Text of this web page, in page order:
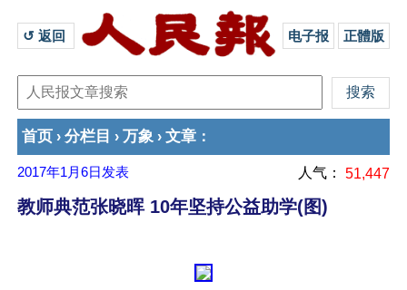
↺ 返回 电子报 正體版
首页 › 分栏目 › 万象 › 文章 ：
2017年1月6日 发表 人气： 51,447
教师典范张晓晖 10年坚持公益助学(图)